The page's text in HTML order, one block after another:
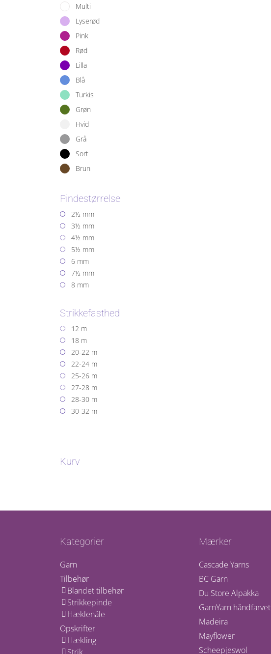
Multi
Lyserød
Pink
Rød
Lilla
Blå
Turkis
Grøn
Hvid
Grå
Sort
Brun
Pindestørrelse
2½ mm
3½ mm
4½ mm
5½ mm
6 mm
7½ mm
8 mm
Strikkefasthed
12 m
18 m
20-22 m
22-24 m
25-26 m
27-28 m
28-30 m
30-32 m
Kurv
Kategorier
Garn
Tilbehør
Blandet tilbehør
Strikkepinde
Hæklenåle
Opskrifter
Hækling
Mærker
Cascade Yarns
BC Garn
Du Store Alpakka
GarnYarn håndfarvet
Madeira
Mayflower
Scheepjeswol